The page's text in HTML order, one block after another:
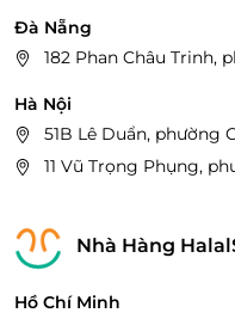
Đà Nẵng
182 Phan Châu Trinh,
Hà Nội
51B Lê Duẩn, phường
11 Vũ Trọng Phụng,
Nhà Hàng
Hồ Chí Minh